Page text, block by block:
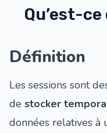
Qu’est-ce
Définition
Les sessions sont
de stocker
données relatives à